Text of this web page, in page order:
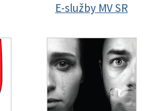
E-služby MV SR